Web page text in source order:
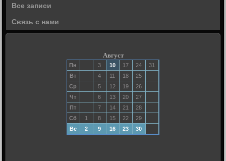
Все записи
Связь с нами
Август
Пн 3 10 17 24
31
Вт
4 11 18
25
Ср
5 12 19
26
Чт
6 13 20
27
Пт
7 14 21
28
Сб
1 8 15 22
29
Вс
2 9 16 23 30